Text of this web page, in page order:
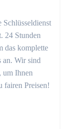
Schlüsseldienst
24 Stunden
das komplette
an. Wir sind
um Ihnen
fairen Preisen!